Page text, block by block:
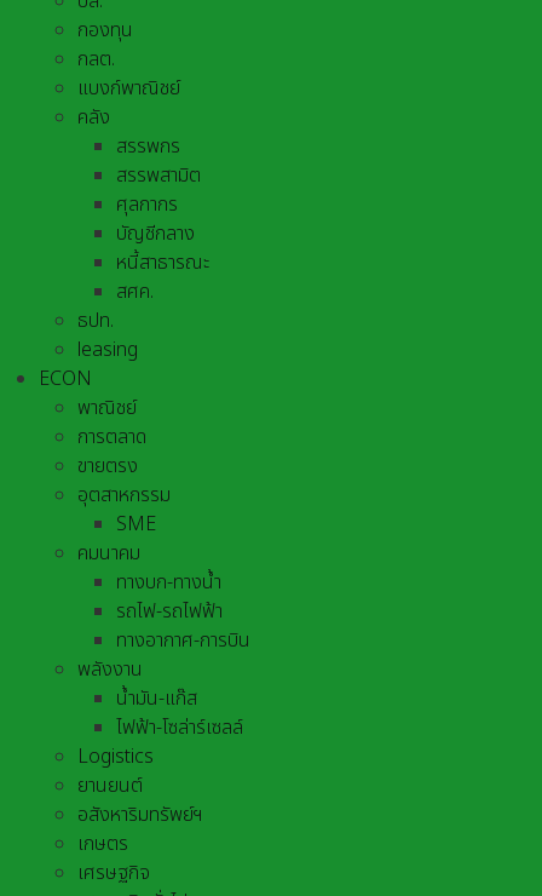
กองทุน
กลต.
แบงก์พาณิชย์
คลัง
สรรพกร
สรรพสามิต
ศุลกากร
บัญชีกลาง
หนี้สาธารณะ
สศค.
ธปท.
leasing
ECON
พาณิชย์
การตลาด
ขายตรง
อุตสาหกรรม
SME
คมนาคม
ทางบก-ทางน้ำ
รถไฟ-รถไฟฟ้า
ทางอากาศ-การบิน
พลังงาน
น้ำมัน-แก๊ส
ไฟฟ้า-โซล่าร์เซลล์
Logistics
ยานยนต์
อสังหาริมทรัพย์ฯ
เกษตร
เศรษฐกิจ